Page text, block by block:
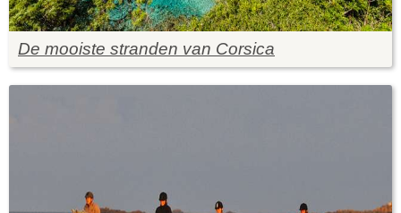
De mooiste stranden van Corsica